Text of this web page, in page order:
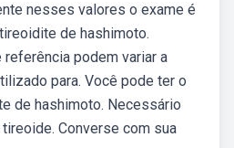
nesses valores o exame é
de hashimoto.
podem variar a
para. Você pode ter o
de hashimoto. Necessário
Converse com sua